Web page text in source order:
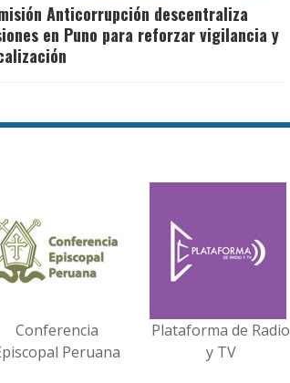
Anticorrupción descentraliza
en Puno para reforzar vigilancia y
Conferencia
Peruana
Plataforma de Radio
y TV